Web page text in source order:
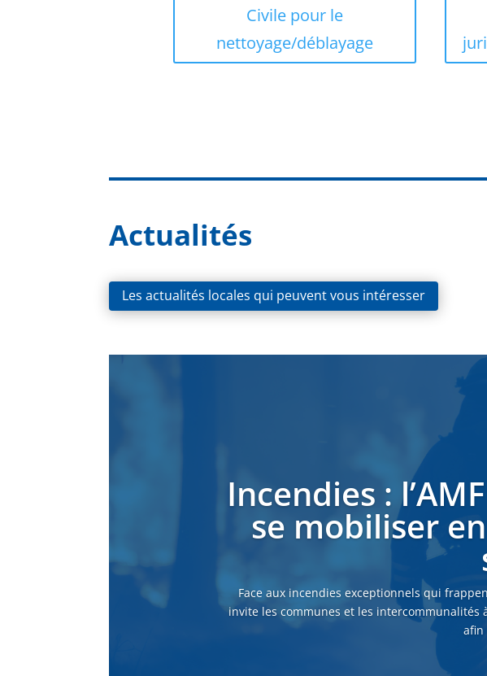
Civile pour le
nettoyage/déblayage
Actualités
Les actualités locales qui peuvent vous intéresser
Incendies :
se mobiliser
Face aux incendies exceptionnels qui
invite les communes et les
afin